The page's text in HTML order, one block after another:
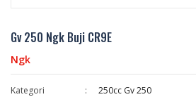
Gv 250 Ngk Buji CR9E
Ngk
Kategori
250cc Gv 250